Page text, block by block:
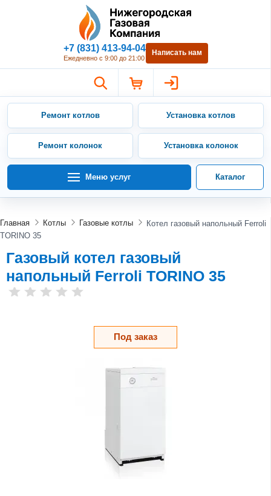
Нижегородская Газовая
+7 (831) 413-94-04
Ежедневно с 9:00 до 21:00
Написать нам
Ремонт котлов Установка котлов
Ремонт колонок Установка колонок
Меню услуг Каталог
Главная Котлы Газовые котлы
Котел газовый напольный Ferroli
TORINO 35
Газовый котел газовый
напольный Ferroli TORINO 35
Под заказ